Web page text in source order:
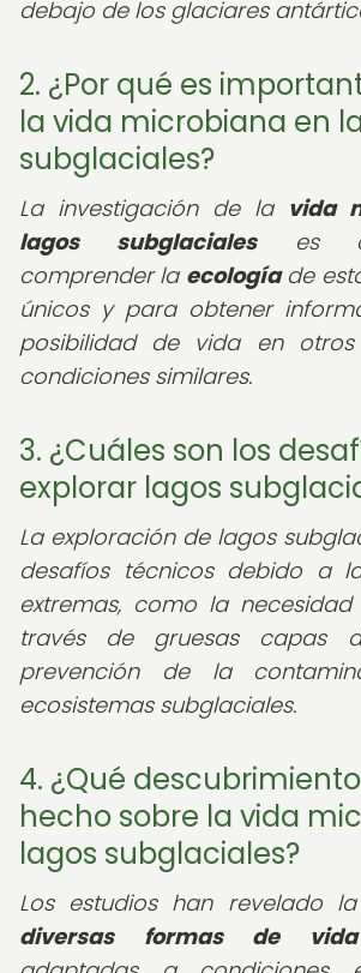
debajo de los glaciares
2. ¿Por qué es
la vida microbiana en
subglaciales?
La investigación de la vida
lagos subglacialeses
comprender la ecologíade
únicos y para obtener
posibilidad de vida en
condiciones similares.
3. ¿Cuáles son los
explorar lagos
La exploración de lagos
desafíos técnicos debido a
extremas, como la
través de gruesas capas
prevención de la
ecosistemas subglaciales.
4. ¿Qué
hecho sobre la vida
lagos subglaciales?
Los estudios han revelado
diversas formas de vida